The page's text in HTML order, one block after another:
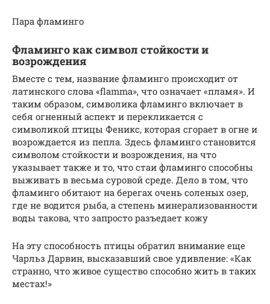
Пара фламинго
Фламинго как символ стойкости и
возрождения
Вместе с тем, название фламинго происходит от
латинского слова «flamma», что означает «пламя». И
таким образом, символика фламинго включает в
себя огненный аспект и перекликается с
символикой птицы Феникс, которая сгорает в огне и
возрождается из пепла. Здесь фламинго становится
символом стойкости и возрождения, на что
указывает также и то, что стаи фламинго способны
выживать в весьма суровой среде. Дело в том, что
фламинго обитают на берегах очень соленых озер,
где не водится рыба, а степень минерализованности
воды такова, что запросто разъедает кожу
На эту способность птицы обратил внимание еще
Чарльз Дарвин, высказавший свое удивление: «Как
странно, что живое существо способно жить в таких
местах!»